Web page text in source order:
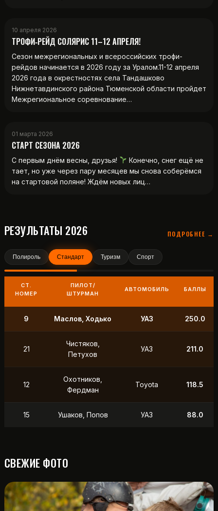
10 апреля 2026
ТРОФИ‑РЕЙД СОЛЯРИС 11–12 АПРЕЛЯ!
Сезон межрегиональных и всероссийских трофи-
рейдов начинается в 2026 году за Уралом.11-12 апреля
2026 года в окрестностях села Тандашково
Нижнетавдинского района Тюменской области пройдет
Межрегиональное соревнование…
01 марта 2026
СТАРТ СЕЗОНА 2026
С первым днём весны, друзья!
Конечно, снег ещё не
тает, но уже через пару месяцев мы снова соберёмся
на стартовой поляне! Ждём новых лиц…
РЕЗУЛЬТАТЫ 2026 ПОДРОБНЕЕ →
Полироль Стандарт Туризм Спорт
СТ.
НОМЕР
ПИЛОТ/
ШТУРМАН
АВТОМОБИЛЬ БАЛЛЫ
9 Маслов, Ходько УАЗ 250.0
21
Чистяков,
Петухов
УАЗ 211.0
12
Охотников,
Фердман
Toyota 118.5
15 Ушаков, Попов УАЗ 88.0
СВЕЖИЕ ФОТО